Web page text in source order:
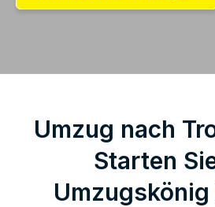
Umzug nach
Starten
Umzugskönig